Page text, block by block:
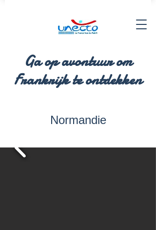
Ga op avontuur om
Frankrijk te ontdekken
Normandie